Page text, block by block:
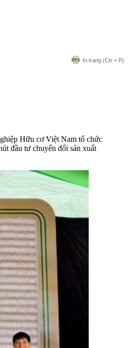
In trang (Ctr + P)
Hữu cơ Việt Nam tổ chức
đầu tư chuyển đổi sản xuất